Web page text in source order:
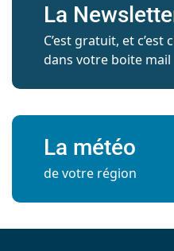
La
C’est gratuit, et c’est
dans votre boite mail
La météo
de votre région